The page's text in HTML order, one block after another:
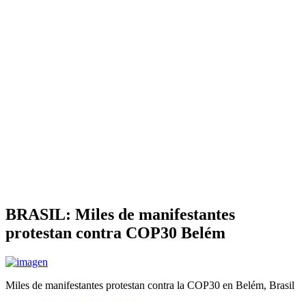
BRASIL: Miles de manifestantes
protestan contra COP30 Belém
Miles de manifestantes protestan contra la COP30 en Belém, Brasil